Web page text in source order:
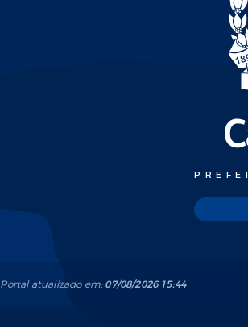
Portal atualizado em:07/08/2026 15:44